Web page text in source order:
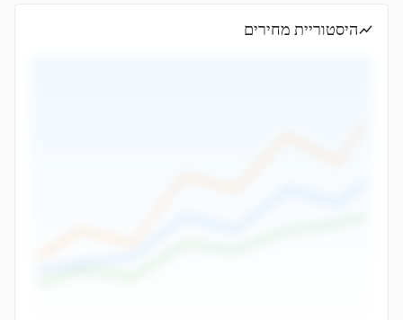
היסטוריית מחירים